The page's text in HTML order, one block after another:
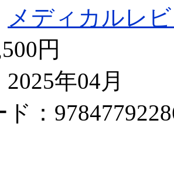
メディカルレ
円
年04月
：